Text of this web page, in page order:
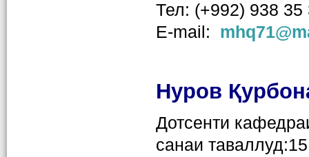
Тел: (+992) 938 35
E-mail:
Нуров
Дотсенти
санаи